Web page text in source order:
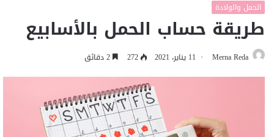
الحمل والولادة
طريقة حساب الحمل بالأسابيع
Merna Reda 11 يناير، 2021 272